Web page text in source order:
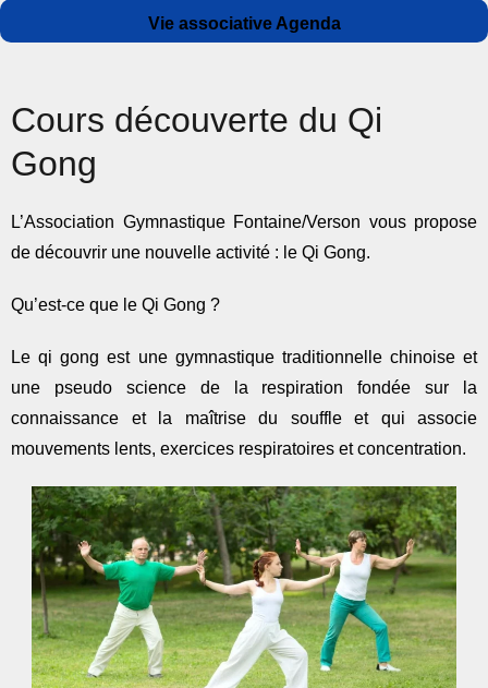
Auteur
Publié
le
Catégories
Vie associative Agenda
Cours découverte du Qi
Gong
L’Association Gymnastique Fontaine/Verson vous propose
de découvrir une nouvelle activité : le Qi Gong.
Qu’est-ce que le Qi Gong ?
Le qi gong est une gymnastique traditionnelle chinoise et
une pseudo science de la respiration fondée sur la
connaissance et la maîtrise du souffle et qui associe
mouvements lents, exercices respiratoires et concentration.